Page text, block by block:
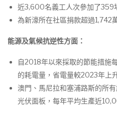
近3,600名義工人次參加了359
為新濠所在社區捐款超過1,742
能源及氣候抗逆性方面：
自2018年以來採取的節能措施
的耗電量，省電量較2023年上
澳門、馬尼拉和塞浦路斯的所
光伏面板，每年平均生產近